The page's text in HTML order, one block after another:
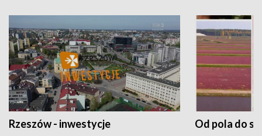
Rzeszów - inwestycje Od pola do